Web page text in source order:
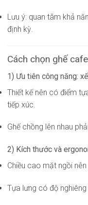
Lưu ý: quan tâm khả
định kỳ.
Cách chọn ghế
1) Ưu tiên công năng:
Thiết kế nên có điểm
tiếp xúc.
Ghế chồng lên nhau
2) Kích thước và
Chiều cao mặt ngồi
Tựa lưng có độ